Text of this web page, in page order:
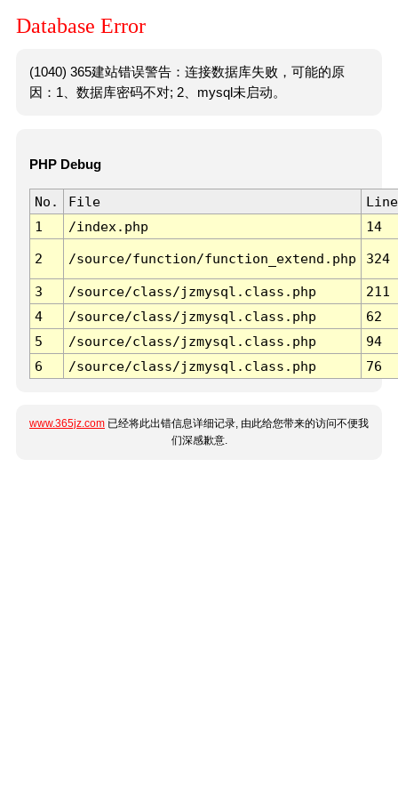
Database Error
(1040) 365建站错误警告：连接数据库失败，可能的原
因：1、数据库密码不对; 2、mysql未启动。
PHP Debug
No. File
Line
1
/index.php 14
2 /source/function/function_extend.php 324
3 /source/class/jzmysql.class.php
211
4
/source/class/jzmysql.class.php
62
5
/source/class/jzmysql.class.php
94
6
/source/class/jzmysql.class.php 76
www.365jz.com 已经将此出错信息详细记录, 由此给您带来的访问不便我
们深感歉意.